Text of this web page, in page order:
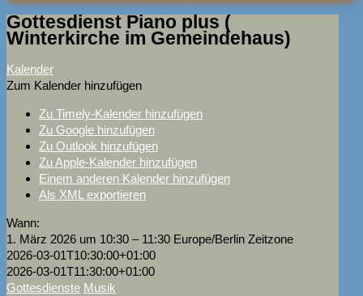
Gottesdienst Piano plus (
Winterkirche im Gemeindehaus)
Kalender
Zum Kalender hinzufügen
Zu Timely-Kalender hinzufügen
Zu Google hinzufügen
Zu Outlook hinzufügen
Zu Apple-Kalender hinzufügen
Einem anderen Kalender hinzufügen
Als XML exportieren
Wann:
1. März 2026 um 10:30 – 11:30 Europe/Berlin Zeitzone
2026-03-01T10:30:00+01:00
2026-03-01T11:30:00+01:00
Gottesdienste Musik